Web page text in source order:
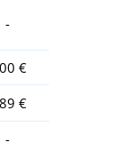
-
€
€
-